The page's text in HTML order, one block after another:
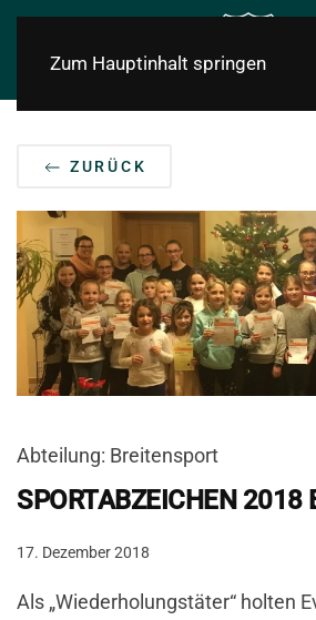
Zum Hauptinhalt springen
ZURÜCK
Abteilung: Breitensport
SPORTABZEICHEN 2018
17. Dezember 2018
Als „Wiederholungstäter“ holten